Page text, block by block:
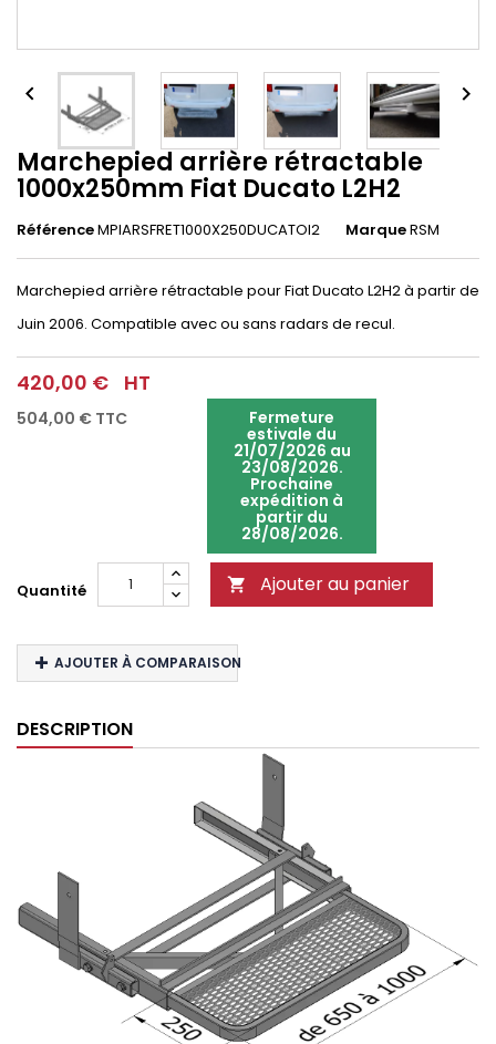
 
Marchepied arrière rétractable
1000x250mm Fiat Ducato L2H2
RéférenceMPIARSFRET1000X250DUCATOl2 MarqueRSM
Marchepied arrière rétractable pour Fiat Ducato L2H2 à partir de
Juin 2006. Compatible avec ou sans radars de recul.
420,00 € HT
504,00 € TTC Fermeture
estivale du
21/07/2026 au
23/08/2026.
Prochaine
expédition à
partir du
28/08/2026.
Quantité  Ajouter au panier
AJOUTER À COMPARAISON
DESCRIPTION